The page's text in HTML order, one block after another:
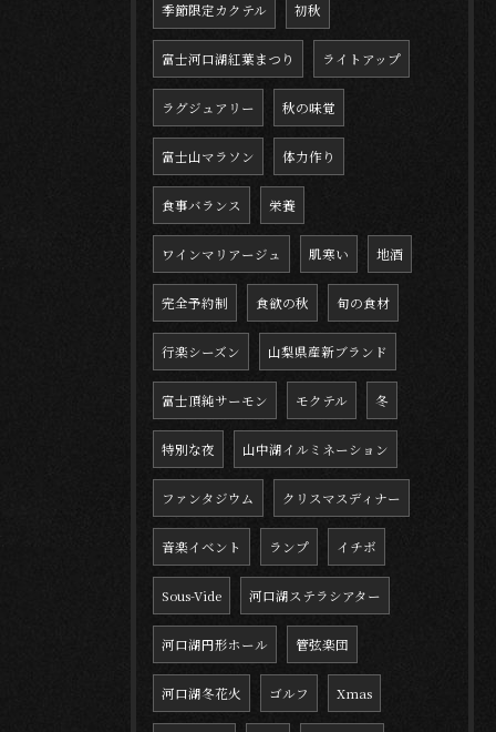
季節限定カクテル 初秋
富士河口湖紅葉まつり ライトアップ
ラグジュアリー 秋の味覚
富士山マラソン 体力作り
食事バランス 栄養
ワインマリアージュ 肌寒い 地酒
完全予約制 食欲の秋 旬の食材
行楽シーズン 山梨県産新ブランド
富士頂純サーモン モクテル 冬
特別な夜 山中湖イルミネーション
ファンタジウム クリスマスディナー
音楽イベント ランプ イチボ
Sous-Vide 河口湖ステラシアター
河口湖円形ホール 管弦楽団
河口湖冬花火 ゴルフ Xmas